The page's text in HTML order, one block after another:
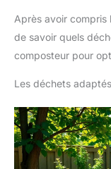
Après avoir compris
de savoir quels
composteur pour
Les déchets